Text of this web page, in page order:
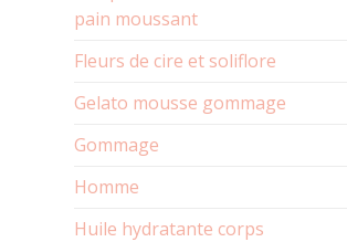
pain moussant
Fleurs de cire et soliflore
Gelato mousse gommage
Gommage
Homme
Huile hydratante corps